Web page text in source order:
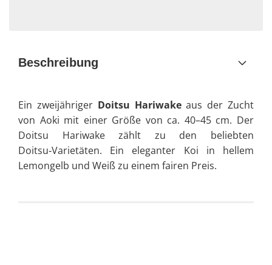
Beschreibung
Ein zweijährigerDoitsu Hariwakeaus der Zucht
von Aoki mit einer Größe von ca. 40–45 cm. Der
Doitsu Hariwake zählt zu den beliebten
Doitsu‑Varietäten. Ein eleganter Koi in hellem
Lemongelb und Weiß zu einem fairen Preis.